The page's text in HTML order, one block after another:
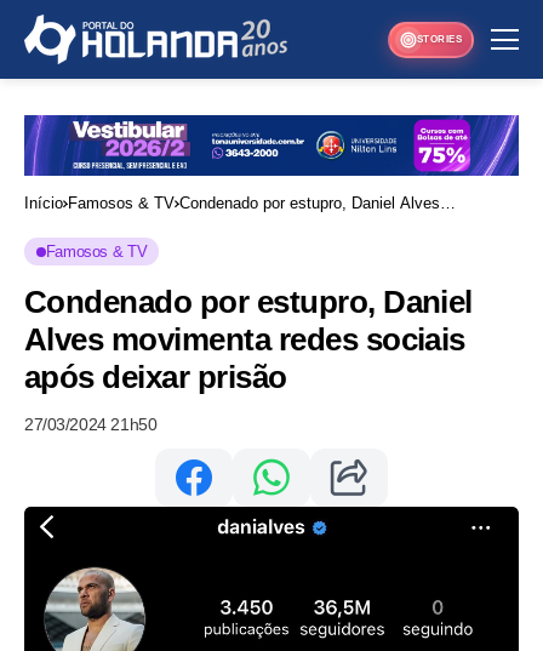
STORIES
Início Famosos & TV Condenado por estupro, Daniel Alves
Famosos & TV
Condenado por estupro, Daniel
Alves movimenta redes sociais
após deixar prisão
27/03/2024 21h50